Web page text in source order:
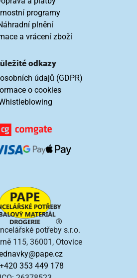
programy
plnění
a vrácení zboží
odkazy
údajů (GDPR)
o cookies
potřeby s.r.o.
115, 36001, Otovice
353 449 178